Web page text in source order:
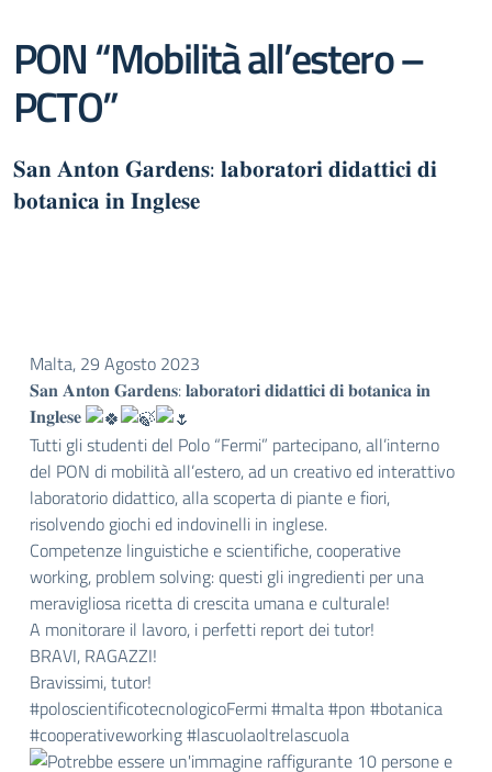
PON “Mobilità all’estero –
PCTO”
𝐒𝐚𝐧 𝐀𝐧𝐭𝐨𝐧 𝐆𝐚𝐫𝐝𝐞𝐧𝐬: 𝐥𝐚𝐛𝐨𝐫𝐚𝐭𝐨𝐫𝐢 𝐝𝐢𝐝𝐚𝐭𝐭𝐢𝐜𝐢 𝐝𝐢
𝐛𝐨𝐭𝐚𝐧𝐢𝐜𝐚 𝐢𝐧 𝐈𝐧𝐠𝐥𝐞𝐬𝐞
Malta, 29 Agosto 2023
𝐒𝐚𝐧 𝐀𝐧𝐭𝐨𝐧 𝐆𝐚𝐫𝐝𝐞𝐧𝐬: 𝐥𝐚𝐛𝐨𝐫𝐚𝐭𝐨𝐫𝐢 𝐝𝐢𝐝𝐚𝐭𝐭𝐢𝐜𝐢 𝐝𝐢 𝐛𝐨𝐭𝐚𝐧𝐢𝐜𝐚 𝐢𝐧
𝐈𝐧𝐠𝐥𝐞𝐬𝐞
Tutti gli studenti del Polo “Fermi” partecipano, all’interno
del PON di mobilità all’estero, ad un creativo ed interattivo
laboratorio didattico, alla scoperta di piante e fiori,
risolvendo giochi ed indovinelli in inglese.
Competenze linguistiche e scientifiche, cooperative
working, problem solving: questi gli ingredienti per una
meravigliosa ricetta di crescita umana e culturale!
A monitorare il lavoro, i perfetti report dei tutor!
BRAVI, RAGAZZI!
Bravissimi, tutor!
#poloscientificotecnologicoFermi #malta #pon #botanica
#cooperativeworking #lascuolaoltrelascuola